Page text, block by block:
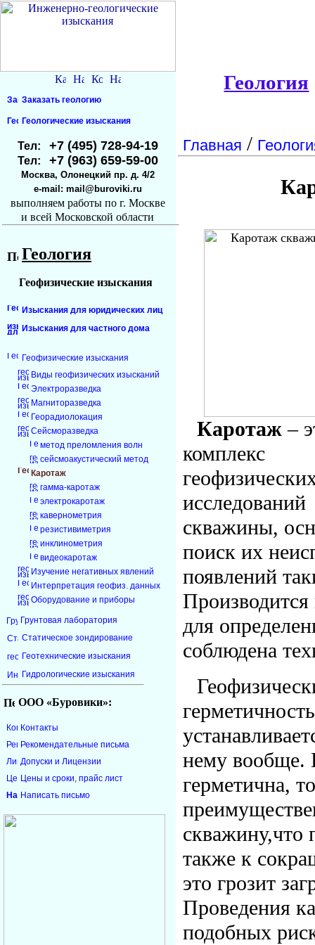
Заказать геологию
Геологические изыскания
Тел: +7 (495) 728-94-19
Тел: +7 (963) 659-59-00
Москва, Олонецкий пр. д. 4/2
e-mail: mail@buroviki.ru
выполняем работы по г. Москве
и всей Московской области
Геология
Геофизические изыскания
Изыскания для юридических лиц
Изыскания для частного дома
Геофизические изыскания
Виды геофизических изысканий
Электроразведка
Магниторазведка
Георадиолокация
Сейсморазведка
метод преломления волн
сейсмоакустический метод
Каротаж
гамма-каротаж
электрокаротаж
кавернометрия
резистивиметрия
инклинометрия
видеокаротаж
Изучение негативных явлений
Интерпретация геофиз. данных
Оборудование и приборы
Грунтовая лаборатория
Статическое зондирование
Геотехнические изыскания
Гидрологические изыскания
ООО «Буровики»:
Контакты
Рекомендательные письма
Допуски и Лицензии
Цены и сроки, прайс лист
Написать письмо
Геология
Главная /
Каротаж –
комплекс
исследований
скважины,
поиск их
появлений
для
соблюдена
нему вообще.
герметична,
скважину,что
также к
это грозит
Проведения
подобных